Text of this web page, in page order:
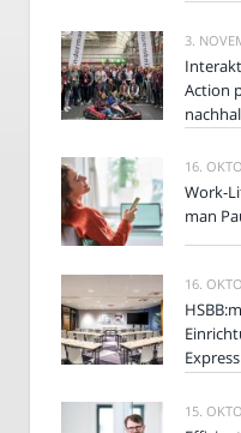
3.
Action
16.
Work-
man
16.
15.